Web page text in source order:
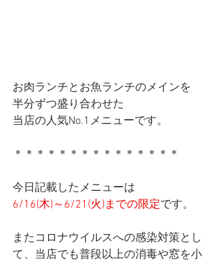
お肉ランチとお魚ランチのメインを
半分ずつ盛り合わせた
当店の人気No.1メニューです。
＊＊＊＊＊＊＊＊＊＊＊＊＊＊＊
今日記載したメニューは
6/16(木)～6/21(火)までの限定です。
またコロナウイルスへの感染対策とし
て、当店でも普段以上の消毒や窓を小